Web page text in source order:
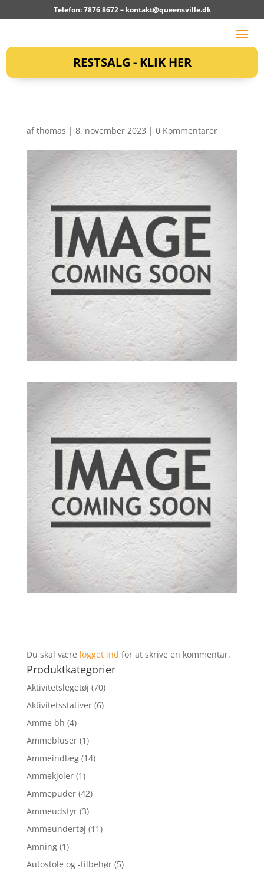
Telefon: 7876 8672 – kontakt@queensville.dk
RESTSALG - KLIK HER
afthomas | 8. november 2023 | 0 Kommentarer
Du skal være logget ind for at skrive en kommentar.
Produktkategorier
Aktivitetslegetøj (70)
Aktivitetsstativer (6)
Amme bh (4)
Ammebluser (1)
Ammeindlæg (14)
Ammekjoler (1)
Ammepuder (42)
Ammeudstyr (3)
Ammeundertøj (11)
Amning (1)
Autostole og -tilbehør (5)